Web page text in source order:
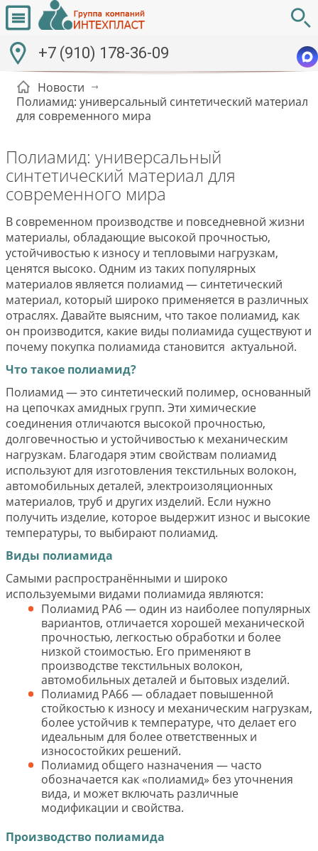
+7 (910) 178-36-09
Новости
Полиамид: универсальный синтетический материал
для современного мира
Полиамид: универсальный
синтетический материал для
современного мира
В современном производстве и повседневной жизни
материалы, обладающие высокой прочностью,
устойчивостью к износу и тепловыми нагрузкам,
ценятся высоко. Одним из таких популярных
материалов является полиамид — синтетический
материал, который широко применяется в различных
отраслях. Давайте выясним, что такое полиамид, как
он производится, какие виды полиамида существуют и
почему покупка полиамида становится актуальной.
Что такое полиамид?
Полиамид — это синтетический полимер, основанный
на цепочках амидных групп. Эти химические
соединения отличаются высокой прочностью,
долговечностью и устойчивостью к механическим
нагрузкам. Благодаря этим свойствам полиамид
используют для изготовления текстильных волокон,
автомобильных деталей, электроизоляционных
материалов, труб и других изделий. Если нужно
получить изделие, которое выдержит износ и высокие
температуры, то выбирают полиамид.
Виды полиамида
Самыми распространёнными и широко
используемыми видами полиамида являются:
Полиамид PA6 — один из наиболее популярных
вариантов, отличается хорошей механической
прочностью, легкостью обработки и более
низкой стоимостью. Его применяют в
производстве текстильных волокон,
автомобильных деталей и бытовых изделий.
Полиамид PA66 — обладает повышенной
стойкостью к износу и механическим нагрузкам,
более устойчив к температуре, что делает его
идеальным для более ответственных и
износостойких решений.
Полиамид общего назначения — часто
обозначается как «полиамид» без уточнения
вида, и может включать различные
модификации и свойства.
Производство полиамида